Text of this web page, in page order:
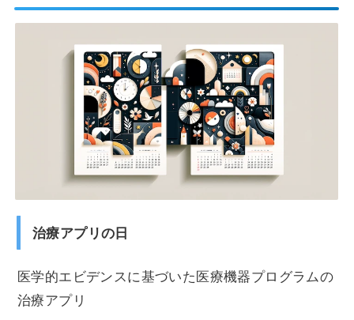
治療アプリの日
医学的エビデンスに基づいた医療機器プログラムの
治療アプリ